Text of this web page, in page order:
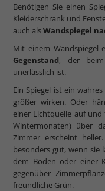
Benötigen Sie einen
Kleiderschrank und
auch alsWandspiegel
Mit einem Wandspiegel
Gegenstand, der beim
unerlässlich ist.
Ein Spiegel ist ein wahres
größer wirken. Oder
einer Lichtquelle auf
Wintermonaten) über
Zimmer erscheint
besonders gut, wenn sie
dem Boden oder einer
gegenüber
freundliche Grün.